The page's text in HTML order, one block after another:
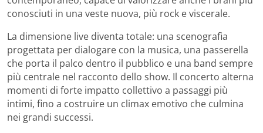
conosciuti in una veste nuova, più rock e viscerale.
La dimensione live diventa totale: una scenografia
progettata per dialogare con la musica, una passerella
che porta il palco dentro il pubblico e una band sempre
più centrale nel racconto dello show. Il concerto alterna
momenti di forte impatto collettivo a passaggi più
intimi, fino a costruire un climax emotivo che culmina
nei grandi successi.